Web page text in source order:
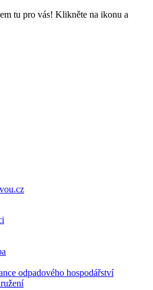
tu pro vás! Klikněte na ikonu a
odpadového hospodářství